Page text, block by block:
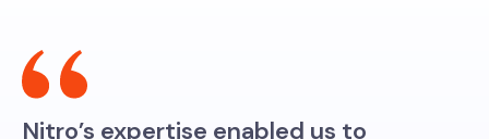
Nitro’s expertise enabled us to